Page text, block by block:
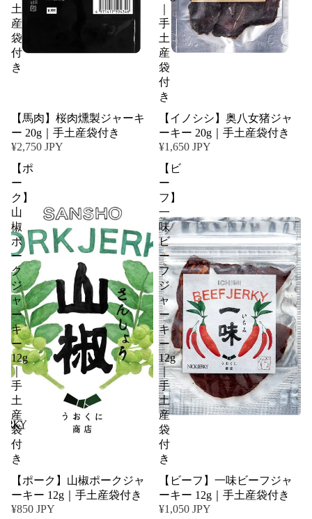
土
産
袋
付
き
【馬肉】桜肉燻製ジャーキ
ー 20g｜手土産袋付き
¥2,750 JPY
手
土
産
袋
付
き
【イノシシ】奥八女猪ジャ
ーキー 20g｜手土産袋付き
¥1,650 JPY
【ポ
ー
ク】
山
椒
ポ
ー
ク
ジ
ャ
ー
キ
ー
12g
｜
手
土
産
袋
付
き
【ポーク】山椒ポークジャ
ーキー 12g｜手土産袋付き
¥850 JPY
【ビ
ー
フ】
一
味
ビ
ー
フ
ジ
ャ
ー
キ
ー
12g
｜
手
土
産
袋
付
き
【ビーフ】一味ビーフジャ
ーキー 12g｜手土産袋付き
¥1,050 JPY